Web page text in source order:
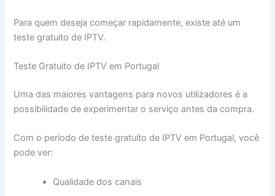
Para quem deseja começar rapidamente, existe até um
teste gratuito de IPTV.
Teste Gratuito de IPTV em Portugal
Uma das maiores vantagens para novos utilizadores é a
possibilidade de experimentar o serviço antes da compra.
Com o período de teste gratuito de IPTV em Portugal, você
pode ver:
Qualidade dos canais